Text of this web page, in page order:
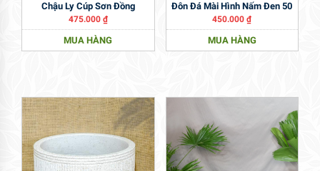
Chậu Ly Cúp Sơn Đồng
475.000 ₫
MUA HÀNG
Đôn Đá Mài Hình Nấm Đen 50
450.000₫
MUA HÀNG